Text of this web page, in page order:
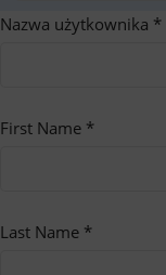
Nazwa użytkownika *
First Name *
Last Name *